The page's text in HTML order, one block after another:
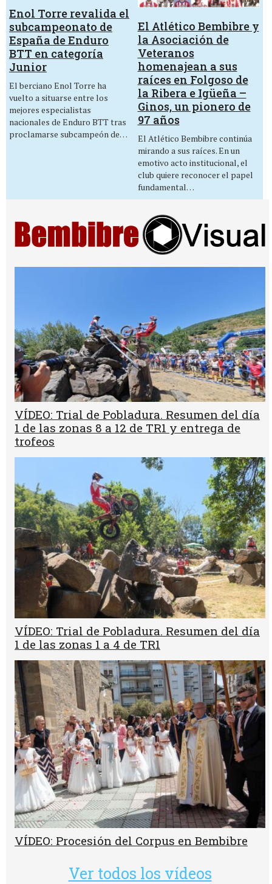
Enol Torre revalida el
subcampeonato de
España de Enduro
BTT en categoría
Junior
El berciano Enol Torre ha
vuelto a situarse entre los
mejores especialistas
nacionales de Enduro BTT tras
proclamarse subcampeón de…
El Atlético Bembibre y
la Asociación de
Veteranos
homenajean a sus
raíces en Folgoso de
la Ribera e Igüeña –
Ginos, un pionero de
97 años
El Atlético Bembibre continúa
mirando a sus raíces. En un
emotivo acto institucional, el
club quiere reconocer el papel
fundamental…
VÍDEO: Trial de Pobladura. Resumen del día
1 de las zonas 8 a 12 de TR1 y entrega de
trofeos
VÍDEO: Trial de Pobladura. Resumen del día
1 de las zonas 1 a 4 de TR1
VÍDEO: Procesión del Corpus en Bembibre
Ver todos los vídeos